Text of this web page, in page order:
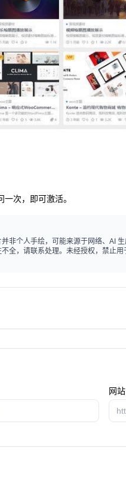
次，即可激活。
非个人手绘，可能来源于网络、AI
全，请联系处理。未经授权，禁止
网站